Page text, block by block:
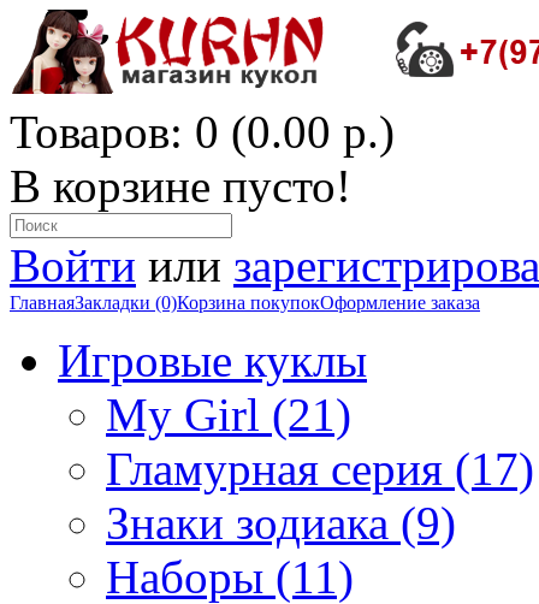
Товаров: 0 (0.00 р.)
В корзине пусто!
Войти или
ГлавнаяЗакладки (0)Корзина покупокОформление заказа
Игровые куклы
My Girl (21)
Гламурная серия (17)
Знаки зодиака (9)
Наборы (11)